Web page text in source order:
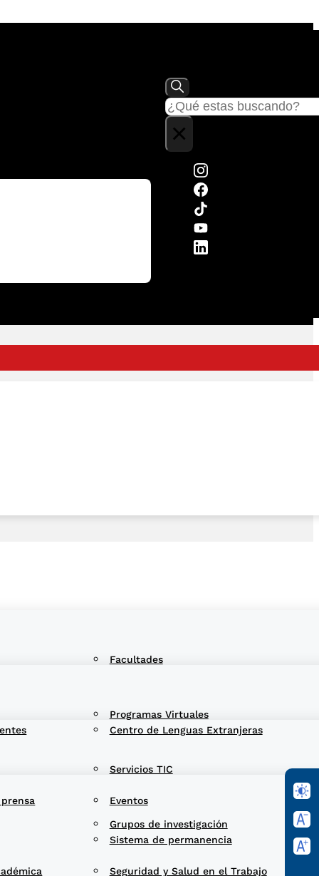
Buscar
×
Facultades
Centro de Lenguas Extranjeras
Eventos
Seguridad y Salud en el Trabajo
Programas Virtuales
Servicios TIC
Sistema de permanencia
Grupos de investigación